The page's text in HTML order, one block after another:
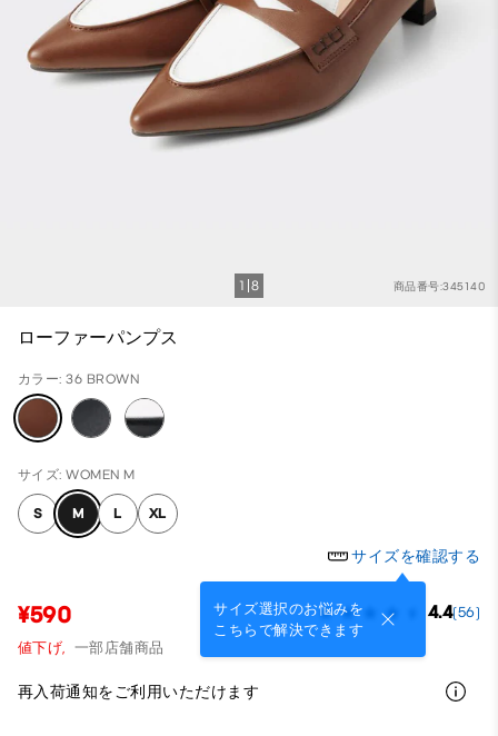
商品番号:345140
1 8
ローファーパンプス
カラー: 36 BROWN
サイズ: WOMEN M
S M L XL
サイズを確認する
サイズ選択のお悩みを
こちらで解決できます
¥590 4.4(56)
値下げ, 一部店舗商品
再入荷通知をご利用いただけます